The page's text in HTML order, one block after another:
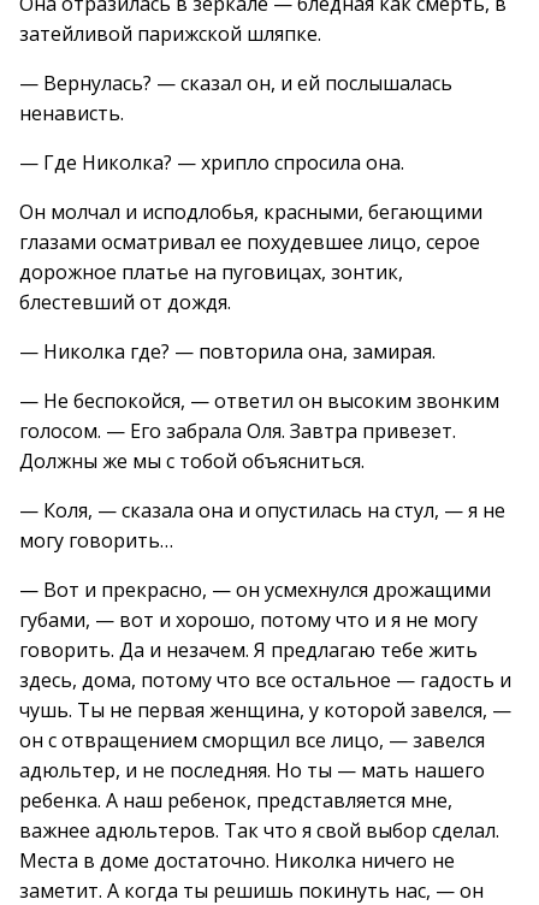
затейливой парижской шляпке.
— Вернулась? — сказал он, и ей послышалась
ненависть.
— Где Николка? — хрипло спросила она.
Он молчал и исподлобья, красными, бегающими
глазами осматривал ее похудевшее лицо, серое
дорожное платье на пуговицах, зонтик,
блестевший от дождя.
— Николка где? — повторила она, замирая.
— Не беспокойся, — ответил он высоким звонким
голосом. — Его забрала Оля. Завтра привезет.
Должны же мы с тобой объясниться.
— Коля, — сказала она и опустилась на стул, — я не
могу говорить…
— Вот и прекрасно, — он усмехнулся дрожащими
губами, — вот и хорошо, потому что и я не могу
говорить. Да и незачем. Я предлагаю тебе жить
здесь, дома, потому что все остальное — гадость и
чушь. Ты не первая женщина, у которой завелся, —
он с отвращением сморщил все лицо, — завелся
адюльтер, и не последняя. Но ты — мать нашего
ребенка. А наш ребенок, представляется мне,
важнее адюльтеров. Так что я свой выбор сделал.
Места в доме достаточно. Николка ничего не
заметит. А когда ты решишь покинуть нас, — он